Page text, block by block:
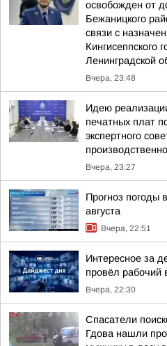
освобожден от
Бежаницкого
связи с
Кингисеппского
Ленинградской
Вчера, 23:48
Идею
печатных плат
экспертного
Вчера, 23:27
Прогноз погоды
августа
Вчера, 22:51
Интересное за
провёл рабочий
Вчера, 22:30
Спасатели
Гдова нашли